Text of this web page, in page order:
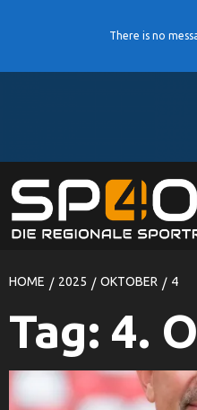
There is no
HOME 2025 OKTOBER 4
Tag: 4.